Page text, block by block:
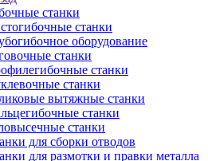
станки
станки
оборудование
станки
станки
станки
вытяжные станки
станки
станки
для сборки отводов
для размотки и правки металла